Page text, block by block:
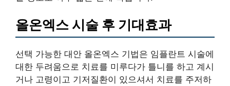
올온엑스 시술 후 기대효과
선택 가능한 대안 올온엑스 기법은 임플란트 시술에
대한 두려움으로 치료를 미루다가 틀니를 하고 계시
거나 고령이고 기저질환이 있으셔서 치료를 주저하